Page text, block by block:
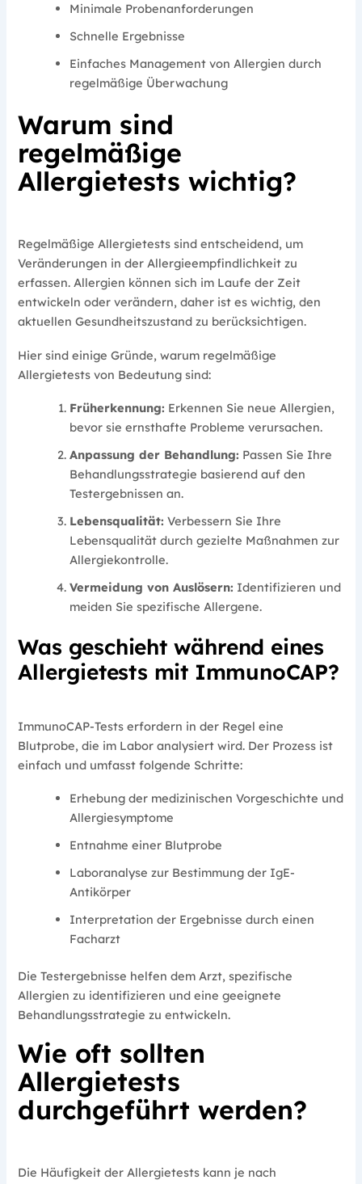
Minimale Probenanforderungen
Schnelle Ergebnisse
Einfaches Management von Allergien durch
regelmäßige Überwachung
Warum sind
regelmäßige
Allergietests wichtig?
Regelmäßige Allergietests sind entscheidend, um
Veränderungen in der Allergieempfindlichkeit zu
erfassen. Allergien können sich im Laufe der Zeit
entwickeln oder verändern, daher ist es wichtig, den
aktuellen Gesundheitszustand zu berücksichtigen.
Hier sind einige Gründe, warum regelmäßige
Allergietests von Bedeutung sind:
Früherkennung: Erkennen Sie neue Allergien,
bevor sie ernsthafte Probleme verursachen.
Anpassung der Behandlung: Passen Sie Ihre
Behandlungsstrategie basierend auf den
Testergebnissen an.
Lebensqualität: Verbessern Sie Ihre
Lebensqualität durch gezielte Maßnahmen zur
Allergiekontrolle.
Vermeidung von Auslösern: Identifizieren und
meiden Sie spezifische Allergene.
Was geschieht während eines
Allergietests mit ImmunoCAP?
ImmunoCAP-Tests erfordern in der Regel eine
Blutprobe, die im Labor analysiert wird. Der Prozess ist
einfach und umfasst folgende Schritte:
Erhebung der medizinischen Vorgeschichte und
Allergiesymptome
Entnahme einer Blutprobe
Laboranalyse zur Bestimmung der IgE-
Antikörper
Interpretation der Ergebnisse durch einen
Facharzt
Die Testergebnisse helfen dem Arzt, spezifische
Allergien zu identifizieren und eine geeignete
Behandlungsstrategie zu entwickeln.
Wie oft sollten
Allergietests
durchgeführt werden?
Die Häufigkeit der Allergietests kann je nach